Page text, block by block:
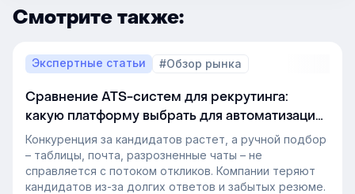
Смотрите также:
Экспертные статьи #Обзор рынка
Сравнение ATS-систем для рекрутинга:
какую платформу выбрать для автоматизации
подбора персонала
Конкуренция за кандидатов растет, а ручной подбор
– таблицы, почта, разрозненные чаты – не
справляется с потоком откликов. Компании теряют
кандидатов из-за долгих ответов и забытых резюме.